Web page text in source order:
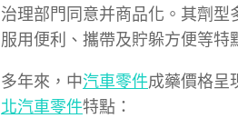
治理部門同意并商品化。其劑
服用便利、攜帶及貯躲方便等特
多年來，中汽車零件成藥價格呈
北汽車零件特點：